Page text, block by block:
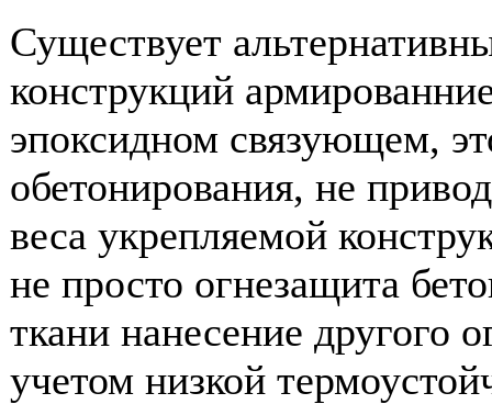
Существует
конструкций
эпоксидном связующем,
обетонирования, не
веса укрепляемой
не просто огнезащита
ткани нанесение другого
учетом низкой